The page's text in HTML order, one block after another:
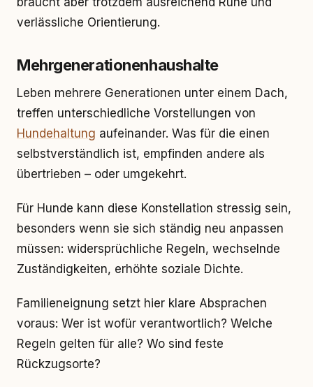
verlässliche Orientierung.
Mehrgenerationenhaushalte
Leben mehrere Generationen unter einem Dach,
treffen unterschiedliche Vorstellungen von
Hundehaltung aufeinander. Was für die einen
selbstverständlich ist, empfinden andere als
übertrieben – oder umgekehrt.
Für Hunde kann diese Konstellation stressig sein,
besonders wenn sie sich ständig neu anpassen
müssen: widersprüchliche Regeln, wechselnde
Zuständigkeiten, erhöhte soziale Dichte.
Familieneignung setzt hier klare Absprachen
voraus: Wer ist wofür verantwortlich? Welche
Regeln gelten für alle? Wo sind feste
Rückzugsorte?